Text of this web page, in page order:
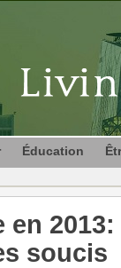
Éducation
en
soucis